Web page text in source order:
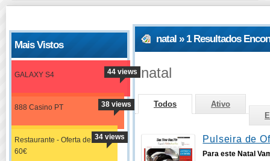
Mais Vistos
GALAXY S4 44 views
888 Casino PT 38 views
Restaurante - Oferta de
60€
34 views
natal » 1 Resultados
natal
Todos
Ativo
Pulseira de
Para este Natal